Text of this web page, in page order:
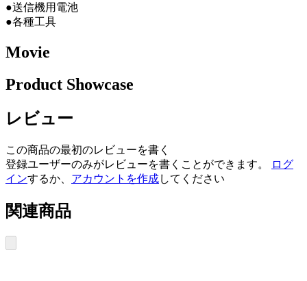
●送信機用電池
●各種工具
Movie
Product Showcase
レビュー
この商品の最初のレビューを書く
登録ユーザーのみがレビューを書くことができます。
ログ
インするか、 アカウントを作成してください
関連商品